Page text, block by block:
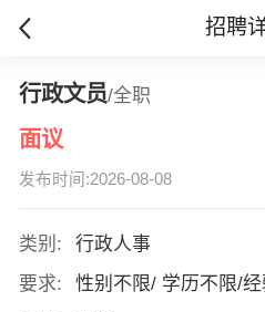
招聘
行政文员/全职
面议
发布时间:2026-08-08
类别:
行政人事
要求:
性别不限/ 学历不限/